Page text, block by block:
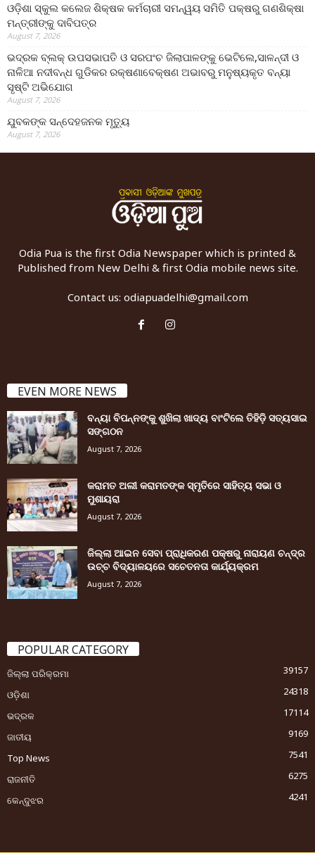
ଓଡ଼ିଶା ସ୍କୁଲ କଲେଜ ଶିକ୍ଷକ କର୍ମଚାରୀ ସମନ୍ୱୟ ସମିତି ପକ୍ଷରୁ ଗଣଶିକ୍ଷା
ମନ୍ତ୍ରୀଙ୍କୁ ଦାବିପତ୍ର
August 7, 2026
ଭଦ୍ରକ ବ୍ଲକ୍ ଉପସଭାପତି ଓ ସରପଂଚ ଜିଲାପାଳଙ୍କୁ ଭେଟିଲେ,ସାଳନ୍ଦୀ ଓ
ନାଳିଆ ନଦୀବନ୍ଧ ଗୁଡିକର ରକ୍ଷଣାବେକ୍ଷଣ ଅଭାବରୁ ମନୁଷ୍ୟକୃତ ବନ୍ୟା
ସୃଷ୍ଟି ଅଭିଯୋଗ
August 7, 2026
ଯୁବକଙ୍କ ସନ୍ଦେହଜନକ ମୃତ୍ୟୁ
August 7, 2026
Odia Pua is the first Odia Newspaper which is printed &
Published from New Delhi & first Odia mobile news site.
Contact us: odiapuadelhi@gmail.com
EVEN MORE NEWS
ବନ୍ୟା ବିପନ୍ନଙ୍କୁ ଶୁଖିଲା ଖାଦ୍ୟ ବାଂଟିଲେ ତିହିଡି଼ ସତ୍ୟସାଇ
ସଙ୍ଗଠନ
August 7, 2026
କରାମତ ଅଲୀ କରାମତଙ୍କ ସ୍ମୃତିରେ ସାହିତ୍ୟ ସଭା ଓ
ମୁଶାୟରା
August 7, 2026
ଜିଲ୍ଲା ଆଇନ ସେବା ପ୍ରାଧିକରଣ ପକ୍ଷରୁ ନାରାୟଣ ଚନ୍ଦ୍ର
ଉଚ୍ଚ ବିଦ୍ୟାଳୟରେ ସଚେତନତା କାର୍ଯ୍ୟକ୍ରମ
August 7, 2026
POPULAR CATEGORY
ଜିଲ୍ଲା ପରିକ୍ରମା
39157
ଓଡ଼ିଶା
24318
ଭଦ୍ରକ
17114
ଜାତୀୟ
9169
Top News
7541
ରାଜନୀତି
6275
କେନ୍ଦୁଝର
4241